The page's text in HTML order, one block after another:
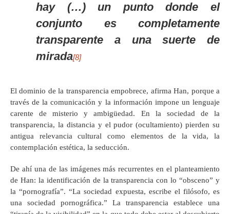
hay (…) un punto donde el
conjunto es completamente
transparente a una suerte de
mirada[8]
El dominio de la transparencia empobrece, afirma Han, porque a
través de la comunicación y la información impone un lenguaje
carente de misterio y ambigüedad. En la sociedad de la
transparencia, la distancia y el pudor (ocultamiento) pierden su
antigua relevancia cultural como elementos de la vida, la
contemplación estética, la seducción.
De ahí una de las imágenes más recurrentes en el planteamiento
de Han: la identificación de la transparencia con lo “obsceno” y
la “pornografía”. “La sociedad expuesta, escribe el filósofo, es
una sociedad pornográfica.” La transparencia establece una